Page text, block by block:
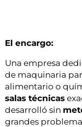
El encargo:
Una empresa
de maquinaria
alimentario o
salas técnicas
desarrolló sin
grandes